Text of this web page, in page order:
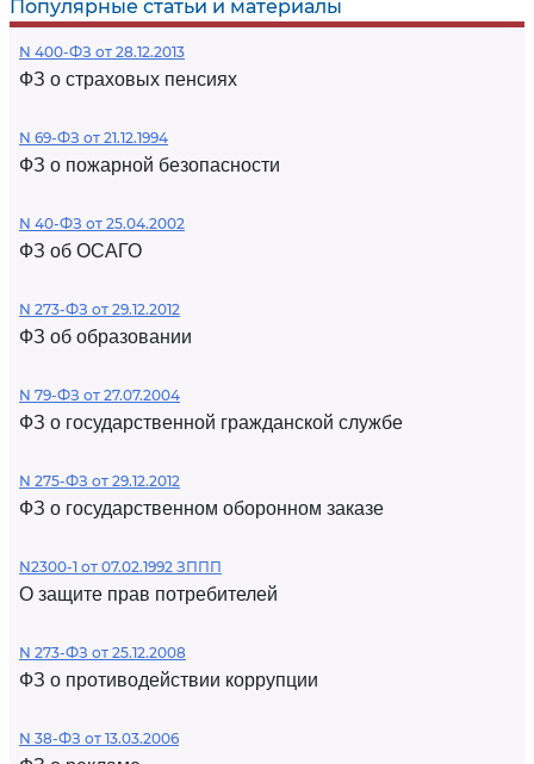
Популярные статьи и материалы
N 400-ФЗ от 28.12.2013
ФЗ о страховых пенсиях
N 69-ФЗ от 21.12.1994
ФЗ о пожарной безопасности
N 40-ФЗ от 25.04.2002
ФЗ об ОСАГО
N 273-ФЗ от 29.12.2012
ФЗ об образовании
N 79-ФЗ от 27.07.2004
ФЗ о государственной гражданской службе
N 275-ФЗ от 29.12.2012
ФЗ о государственном оборонном заказе
N2300-1 от 07.02.1992 ЗППП
О защите прав потребителей
N 273-ФЗ от 25.12.2008
ФЗ о противодействии коррупции
N 38-ФЗ от 13.03.2006